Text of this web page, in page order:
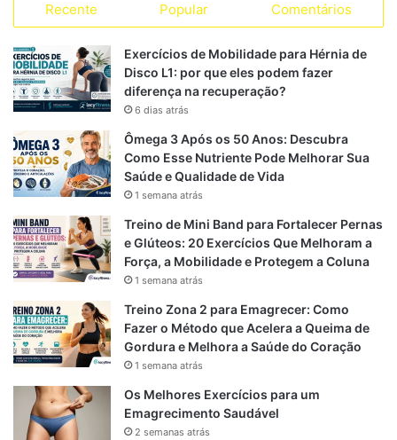
e
b
o
k
e
g
a
t
s
p
S
Recente Popular Comentários
Exercícios de Mobilidade para Hérnia de
Disco L1: por que eles podem fazer
diferença na recuperação?
6 dias atrás
Ômega 3 Após os 50 Anos: Descubra
Como Esse Nutriente Pode Melhorar Sua
Saúde e Qualidade de Vida
1 semana atrás
Treino de Mini Band para Fortalecer Pernas
e Glúteos: 20 Exercícios Que Melhoram a
Força, a Mobilidade e Protegem a Coluna
1 semana atrás
Treino Zona 2 para Emagrecer: Como
Fazer o Método que Acelera a Queima de
Gordura e Melhora a Saúde do Coração
1 semana atrás
Os Melhores Exercícios para um
Emagrecimento Saudável
2 semanas atrás